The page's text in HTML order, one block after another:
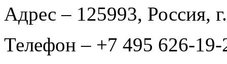
Адрес – 125993, Россия,
Телефон – +7 495 626-19-